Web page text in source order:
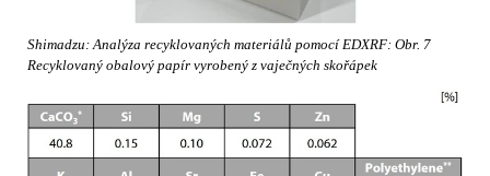
Shimadzu: Analýza recyklovaných materiálů pomocí EDXRF: Obr. 7
Recyklovaný obalový papír vyrobený z vaječných skořápek